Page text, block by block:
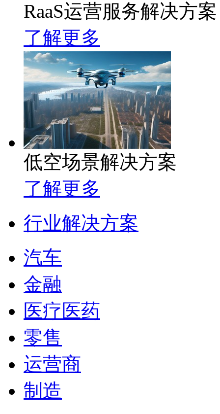
RaaS运营服务解决方案
了解更多
低空场景解决方案
了解更多
行业解决方案
汽车
金融
医疗医药
零售
运营商
制造